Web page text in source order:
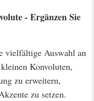
- Ergänzen Sie
vielfältige Auswahl an
Konvoluten,
zu erweitern,
zu setzen.